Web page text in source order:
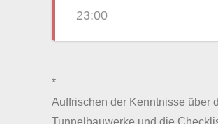
23:00
*
Auffrischen der Kenntnisse über
Tunnelbauwerke und die